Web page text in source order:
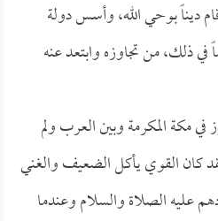
ديناً بوحي الله، وأسس دولة
في ذلك، من تجاوزه وابتعد عنه
في مكة المكرمة وبين العرب ولم
كان القوي يأكل الضعيف والغني
عليه الصلاة والسلام وعندما